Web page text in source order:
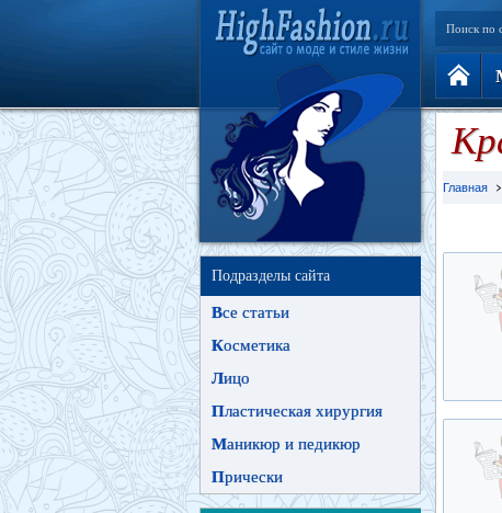
Поиск по
Подразделы сайта
Все статьи
Косметика
Лицо
Пластическая хирургия
Маникюр и педикюр
Прически
Главная